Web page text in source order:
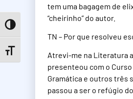
Toggle High Contrast
Toggle Font size
tem uma bagagem de
“cheirinho” do autor.
TN – Por que resolveu
Atrevi-me na Literatura
presenteou com o
Gramática e outros três
passou a ser o refúgio